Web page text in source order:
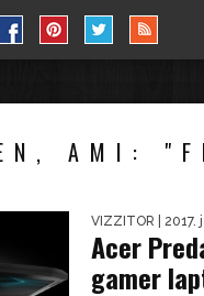
AMI:
VIZZITOR |
Acer
gamer